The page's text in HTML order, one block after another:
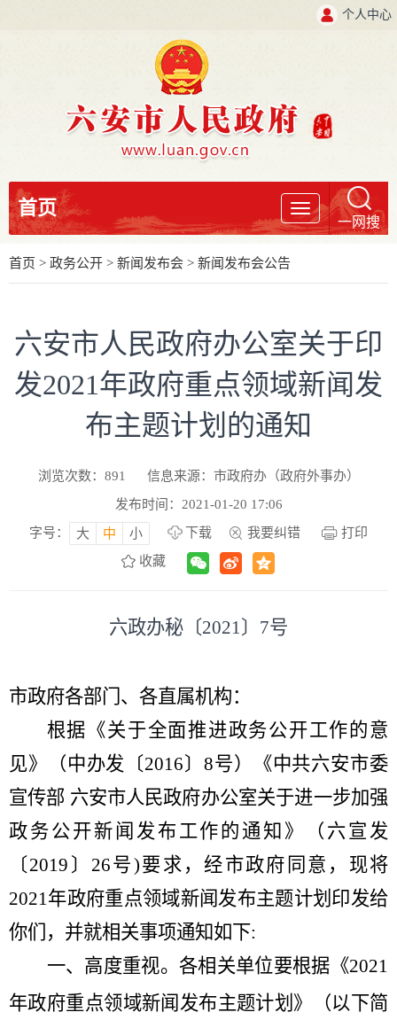
个人中心
导
航
首页
一网搜
首页 > 政务公开 > 新闻发布会 > 新闻发布会公告
六安市人民政府办公室关于印
发2021年政府重点领域新闻发
布主题计划的通知
浏览次数： 891
信息来源：市政府办（政府外事办）
发布时间：2021-01-20 17:06
字号：
大 中 小 下载 我要纠错
打印
收藏
六政办秘〔2021〕 7号
市政府各部门、各直属机构：
根据《关于全面推进政务公开工作的意
见》（中办发〔2016〕8号）《中共六安市委
宣传部 六安市人民政府办公室关于进一步加强
政务公开新闻发布工作的通知》（六宣发
〔 2019 〕 26号)要求，经市政府同意，现将
2021年政府重点领域新闻发布主题计划印发给
你们，并就相关事项通知如下:
一、高度重视。 各相关单位要根据《2021
年政府重点领域新闻发布主题计划》（以下简